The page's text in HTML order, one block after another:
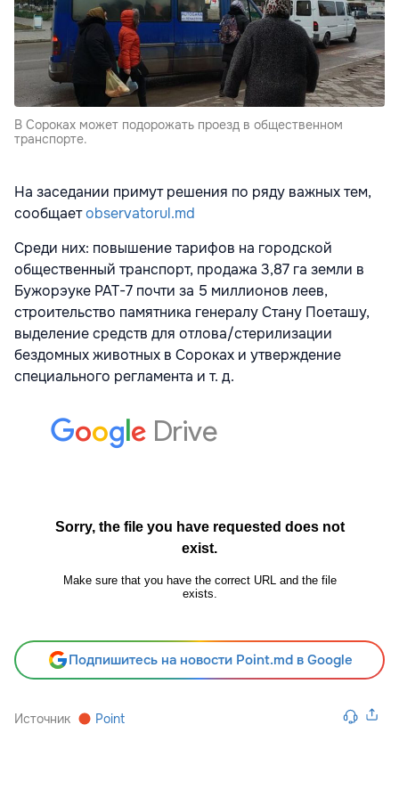
В Сороках может подорожать проезд в общественном
транспорте.
На заседании примут решения по ряду важных тем,
сообщаетobservatorul.md
Среди них: повышение тарифов на городской
общественный транспорт, продажа 3,87 га земли в
Бужорэуке PAT-7 почти за 5 миллионов леев,
строительство памятника генералу Стану Поеташу,
выделение средств для отлова/стерилизации
бездомных животных в Сороках и утверждение
специального регламента и т. д.
Подпишитесь на новости Point.md в Google
Источник Point